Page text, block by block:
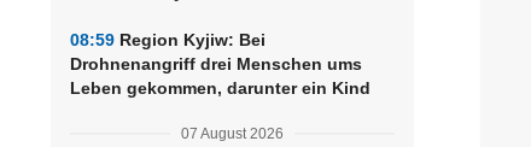
08:59 Region Kyjiw: Bei
Drohnenangriff drei Menschen ums
Leben gekommen, darunter ein Kind
07 August 2026